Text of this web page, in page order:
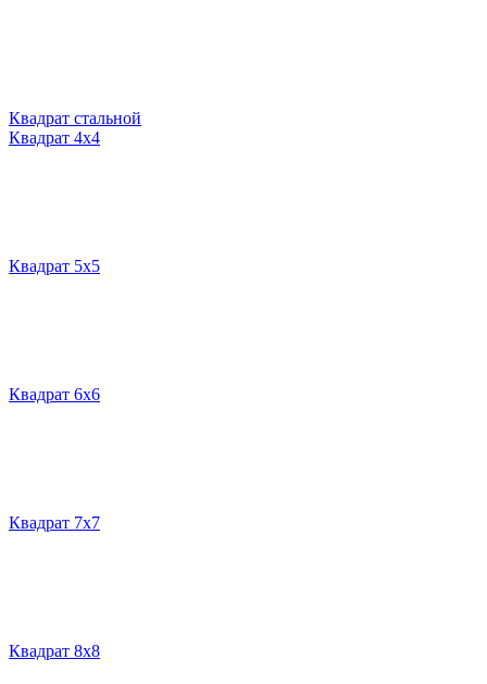
Квадрат стальной
Квадрат 4х4
Квадрат 5х5
Квадрат 6х6
Квадрат 7х7
Квадрат 8х8